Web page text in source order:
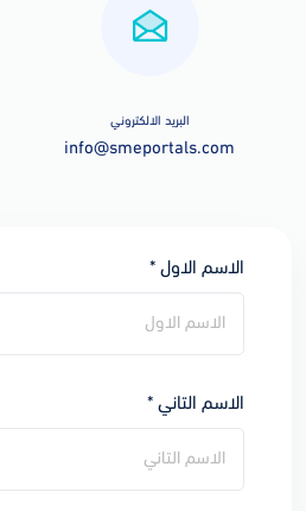
البريد الالكتروني
info@smeportals.com
الاسم الاول *
الاسم التاني *